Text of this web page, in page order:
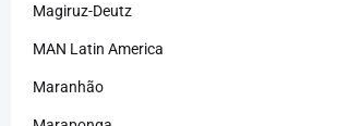
Magiruz-Deutz
MAN Latin America
Maranhão